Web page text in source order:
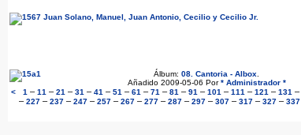
Álbum: 08. Cantoria - Albox.
Añadido 2009-05-06 Por* Administrador *
<
1 – 11 – 21 – 31 – 41 – 51 – 61 – 71 – 81 – 91 – 101 – 111 – 121 – 131 –
– 227 – 237 – 247 – 257 – 267 – 277 – 287 – 297 – 307 – 317 – 327 – 337